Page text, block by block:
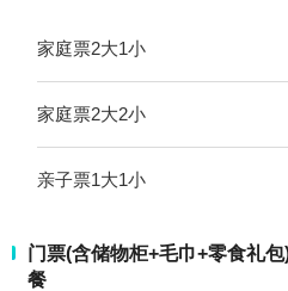
家庭票2大1小
家庭票2大2小
亲子票1大1小
门票(含储物柜+毛巾+零食礼
餐